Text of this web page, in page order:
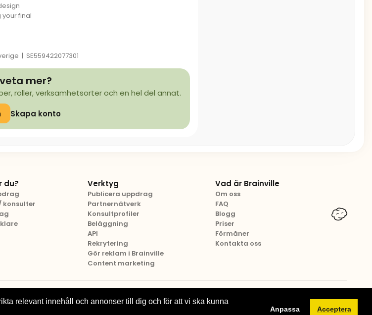
final
| SE559422077301
mer?
roller, verksamhetsorter och en hel del annat.
Skapa konto
du?
konsulter
Verktyg
Publicera uppdrag
Partnernätverk
Konsultprofiler
Beläggning
API
Rekrytering
Gör reklam i Brainville
Content marketing
Vad är Brainville
Om oss
FAQ
Blogg
Priser
Förmåner
Kontakta oss
Villkor för tjänsten Privacy policyCookies
relevant innehåll och annonser till dig och för att vi ska kunna
Anpassa Acceptera